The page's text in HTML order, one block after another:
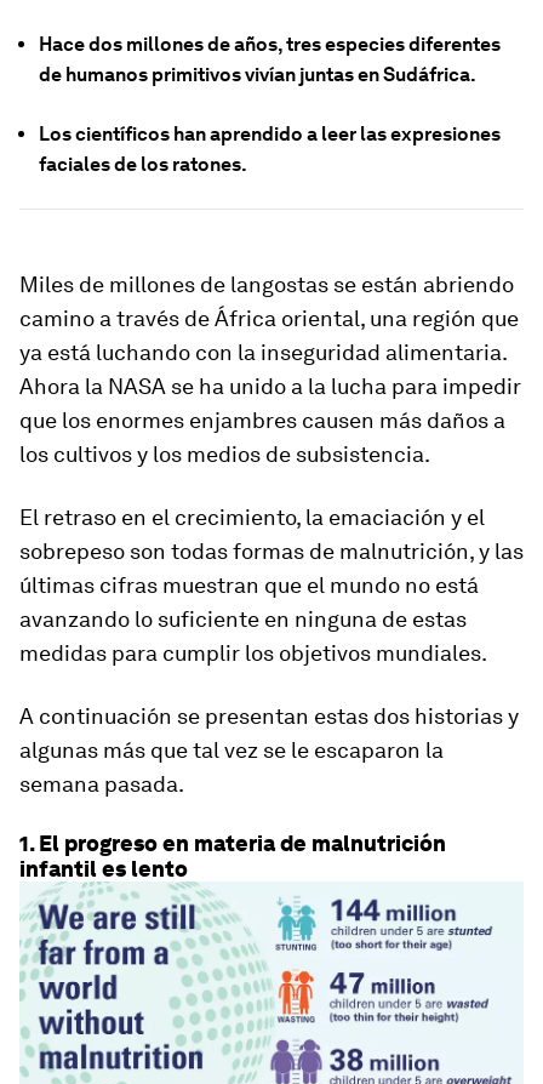
Hace dos millones de años, tres especies diferentes
de humanos primitivos vivían juntas en Sudáfrica.
Los científicos han aprendido a leer las expresiones
faciales de los ratones.
Miles de millones de langostas se están abriendo
camino a través de África oriental, una región que
ya está luchando con la inseguridad alimentaria.
Ahora la NASA se ha unido a la lucha para impedir
que los enormes enjambres causen más daños a
los cultivos y los medios de subsistencia.
El retraso en el crecimiento, la emaciación y el
sobrepeso son todas formas de malnutrición, y las
últimas cifras muestran que el mundo no está
avanzando lo suficiente en ninguna de estas
medidas para cumplir los objetivos mundiales.
A continuación se presentan estas dos historias y
algunas más que tal vez se le escaparon la
semana pasada.
1. El progreso en materia de malnutrición
infantil es lento